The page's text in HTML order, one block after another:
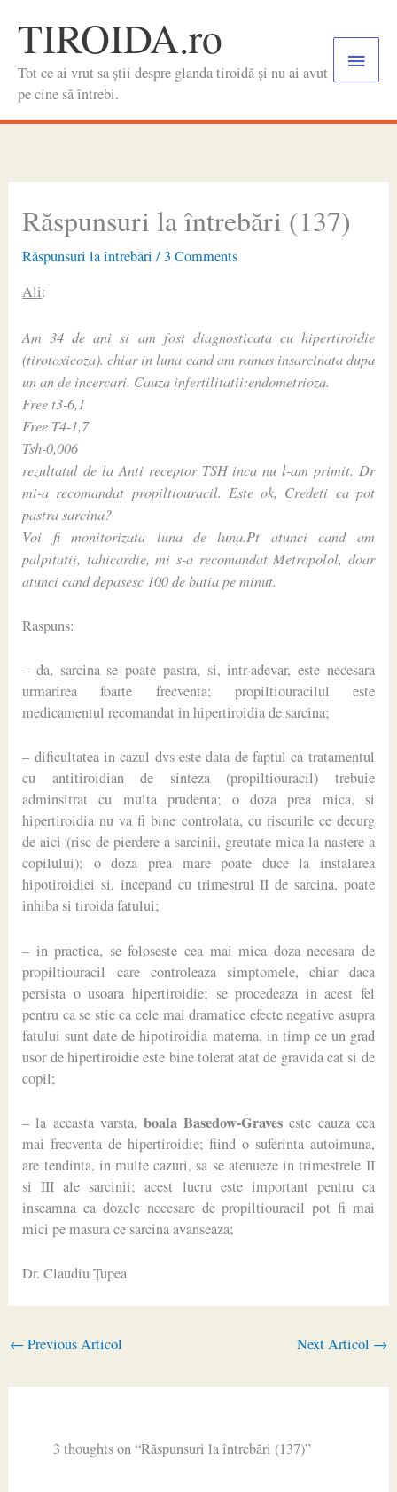
contentTIROIDA.ro
Tot ce ai vrut sa știi despre glanda tiroidă și nu ai avut
pe cine să întrebi.
Main
Răspunsuri la întrebări (137)
Răspunsuri la întrebări / 3 Comments
Ali:
Am 34 de ani si am fost diagnosticata cu hipertiroidie
(tirotoxicoza). chiar in luna cand am ramas insarcinata dupa
un an de incercari. Cauza infertilitatii:endometrioza.
Free t3-6,1
Free T4-1,7
Tsh-0,006
rezultatul de la Anti receptor TSH inca nu l-am primit. Dr
mi-a recomandat propiltiouracil. Este ok, Credeti ca pot
pastra sarcina?
Voi fi monitorizata luna de luna.Pt atunci cand am
palpitatii, tahicardie, mi s-a recomandat Metropolol, doar
atunci cand depasesc 100 de batia pe minut.
Raspuns:
– da, sarcina se poate pastra, si, intr-adevar, este necesara
urmarirea foarte frecventa; propiltiouracilul este
medicamentul recomandat in hipertiroidia de sarcina;
– dificultatea in cazul dvs este data de faptul ca tratamentul
cu antitiroidian de sinteza (propiltiouracil) trebuie
adminsitrat cu multa prudenta; o doza prea mica, si
hipertiroidia nu va fi bine controlata, cu riscurile ce decurg
de aici (risc de pierdere a sarcinii, greutate mica la nastere a
copilului); o doza prea mare poate duce la instalarea
hipotiroidiei si, incepand cu trimestrul II de sarcina, poate
inhiba si tiroida fatului;
– in practica, se foloseste cea mai mica doza necesara de
propiltiouracil care controleaza simptomele, chiar daca
persista o usoara hipertiroidie; se procedeaza in acest fel
pentru ca se stie ca cele mai dramatice efecte negative asupra
fatului sunt date de hipotiroidia materna, in timp ce un grad
usor de hipertiroidie este bine tolerat atat de gravida cat si de
copil;
– la aceasta varsta, boala Basedow-Graves este cauza cea
mai frecventa de hipertiroidie; fiind o suferinta autoimuna,
are tendinta, in multe cazuri, sa se atenueze in trimestrele II
si III ale sarcinii; acest lucru este important pentru ca
inseamna ca dozele necesare de propiltiouracil pot fi mai
mici pe masura ce sarcina avanseaza;
Dr. Claudiu Ţupea
← Previous Articol Next Articol →
3 thoughts on “Răspunsuri la întrebări (137)”